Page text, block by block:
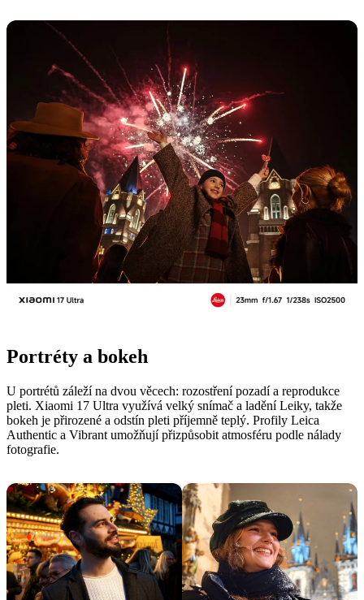
Portréty a bokeh
U portrétů záleží na dvou věcech: rozostření pozadí a reprodukce
pleti. Xiaomi 17 Ultra využívá velký snímač a ladění Leiky, takže
bokeh je přirozené a odstín pleti příjemně teplý. Profily Leica
Authentic a Vibrant umožňují přizpůsobit atmosféru podle nálady
fotografie.